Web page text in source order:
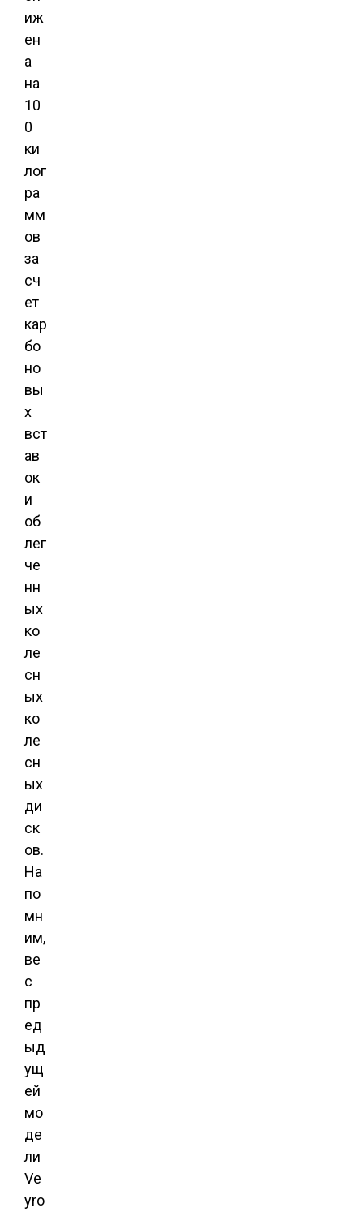
иж
ен
а
на
10
0
ки
лог
ра
мм
ов
за
сч
ет
кар
бо
но
вы
х
вст
ав
ок
и
об
лег
че
нн
ых
ко
ле
сн
ых
ко
ле
сн
ых
ди
ск
ов.
На
по
мн
им,
ве
с
пр
ед
ыд
ущ
ей
мо
де
ли
Ve
yro